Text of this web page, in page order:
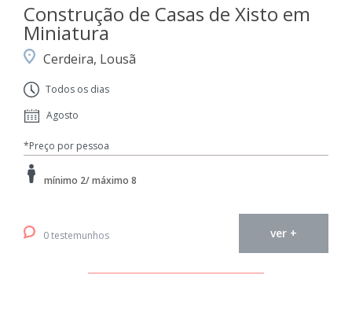
Construção de Casas de Xisto em
Miniatura
Cerdeira, Lousã
Todos os dias
Agosto
*Preço por pessoa
mínimo 2/ máximo 8
0 testemunhos ver +